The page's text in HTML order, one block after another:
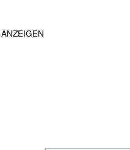
ANZEIGEN